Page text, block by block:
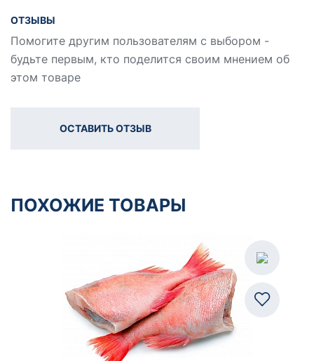
ОТЗЫВЫ
Помогите другим пользователям с выбором -
будьте первым, кто поделится своим мнением об
этом товаре
ОСТАВИТЬ ОТЗЫВ
ПОХОЖИЕ ТОВАРЫ